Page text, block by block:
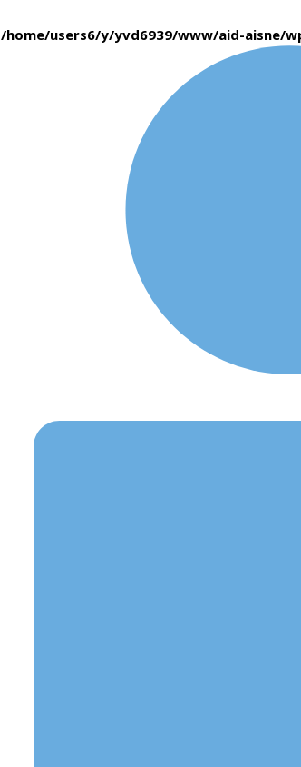
/home/users6/y/yvd6939/www/aid-aisne/